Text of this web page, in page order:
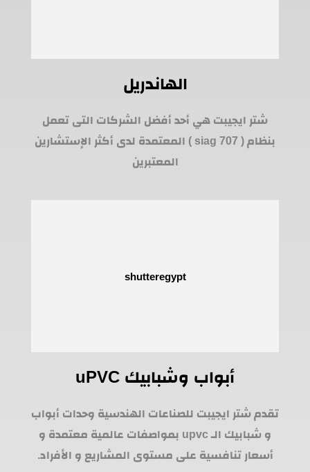
الهاندريل
شتر ايجيبت هي أحد أفضل الشركات التى تعمل
بنظام ( siag 707 ) المعتمدة لدى أكثر الإستشارين
المعتبرين
أبواب وشبابيك uPVC
تقدم شتر ايجيبت للصناعات الهندسية وحدات أبواب
و شبابيك الـ upvc بمواصفات عالمية معتمدة و
أسعار تنافسية على مستوى المشاريع و الأفراد.